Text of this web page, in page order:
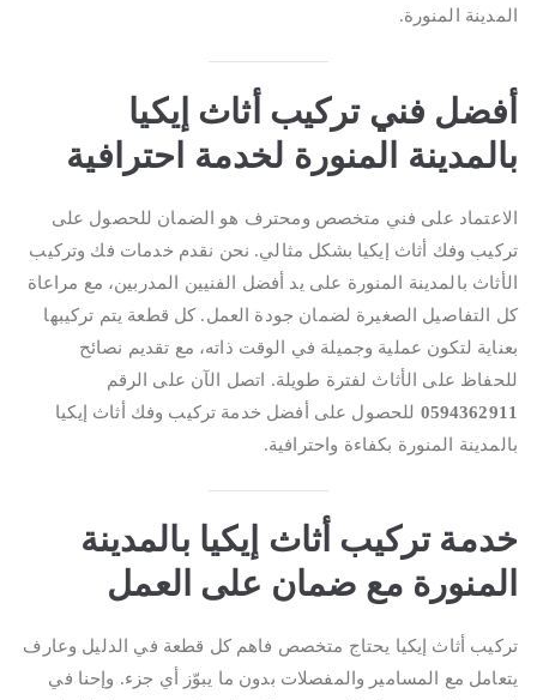
المدينة المنورة.
أفضل فني تركيب أثاث إيكيا
بالمدينة المنورة لخدمة احترافية
الاعتماد على فني متخصص ومحترف هو الضمان للحصول على
تركيب وفك أثاث إيكيا بشكل مثالي. نحن نقدم خدمات فك وتركيب
الأثاث بالمدينة المنورة على يد أفضل الفنيين المدربين، مع مراعاة
كل التفاصيل الصغيرة لضمان جودة العمل. كل قطعة يتم تركيبها
بعناية لتكون عملية وجميلة في الوقت ذاته، مع تقديم نصائح
للحفاظ على الأثاث لفترة طويلة. اتصل الآن على الرقم
0594362911 للحصول على أفضل خدمة تركيب وفك أثاث إيكيا
بالمدينة المنورة بكفاءة واحترافية.
خدمة تركيب أثاث إيكيا بالمدينة
المنورة مع ضمان على العمل
تركيب أثاث إيكيا يحتاج متخصص فاهم كل قطعة في الدليل وعارف
يتعامل مع المسامير والمفصلات بدون ما يبوّز أي جزء. وإحنا في